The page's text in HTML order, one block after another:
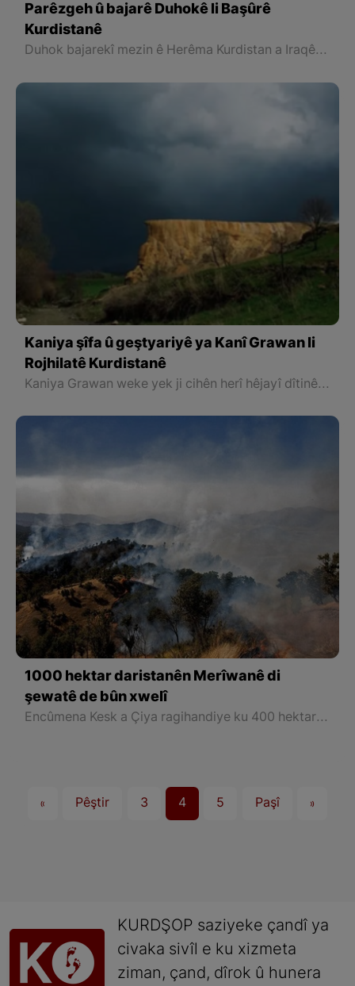
Parêzgeh û bajarê Duhokê li Başûrê
Kurdistanê
Duhok bajarekî mezin ê Herêma Kurdistan a Iraqê ye û navenda parêzgeha Duhokê li navçeya Badînan hilkeftiye. Di sala 2021an a Zayînî de, her du bajarên Duhok û Gainesvill a Amerîkayê di merasîmekî de wekî bajarên destexwîşk hatin nasandin.
Kaniya şîfa û geştyariyê ya Kanî Grawan li
Rojhilatê Kurdistanê
Kaniya Grawan weke yek ji cihên herî hêjayî dîtinê yê parêzgeha Urmiyê tê hesibandin. Ev kaniya xweşik 12 kîlometre ji bajarê Serdeştê yê ser bi parêzgeha Urmiyê dûre.
1000 hektar daristanên Merîwanê di
şewatê de bûn xwelî
Encûmena Kesk a Çiya ragihandiye ku 400 hektarên wan daristan û quntaran, di heyama 3 rojan de (29`ê Pûşperê heta 1`ê Gelawêjê), di agir de şewitîn û tevî agir girtina darên cuda, bi hezaran canliber jî ji ber agir girtina daristanan mirin.
« Pêştir 3 4 5 Paşî »
KURDŞOP saziyeke çandî ya
civaka sivîl e ku xizmeta
ziman, çand, dîrok û hunera